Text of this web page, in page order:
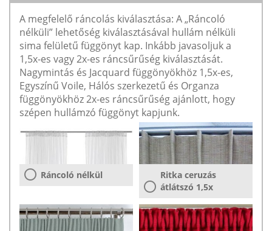
A megfelelő ráncolás kiválasztása: A „Ráncoló
nélküli” lehetőség kiválasztásával hullám nélküli
sima felületű függönyt kap. Inkább javasoljuk a
1,5x-es vagy 2x-es ráncsűrűség kiválasztását.
Nagymintás és Jacquard függönyökhöz 1,5x-es,
Egyszínű Voile, Hálós szerkezetű és Organza
függönyökhöz 2x-es ráncsűrűség ajánlott, hogy
szépen hullámzó függönyt kapjunk.
Ráncoló nélkül
Ritka ceruzás
átlátszó 1,5x